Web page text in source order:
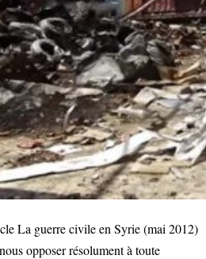
La guerre civile en Syrie (mai 2012)
opposer résolument à toute